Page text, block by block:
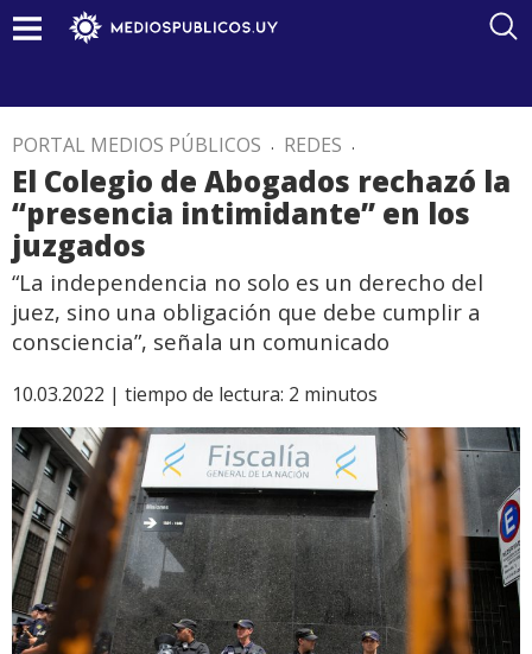
PORTAL MEDIOS PÚBLICOS . REDES .
El Colegio de Abogados rechazó la
“presencia intimidante” en los
juzgados
“La independencia no solo es un derecho del
juez, sino una obligación que debe cumplir a
consciencia”, señala un comunicado
10.03.2022 | tiempo de lectura: 2 minutos